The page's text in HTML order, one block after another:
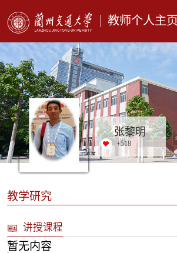
教师个人主页
张黎明
+518
教学研究
讲授课程
暂无内容